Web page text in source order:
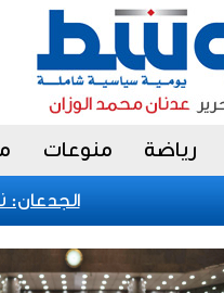
رياضة منوعات
الجدعان: